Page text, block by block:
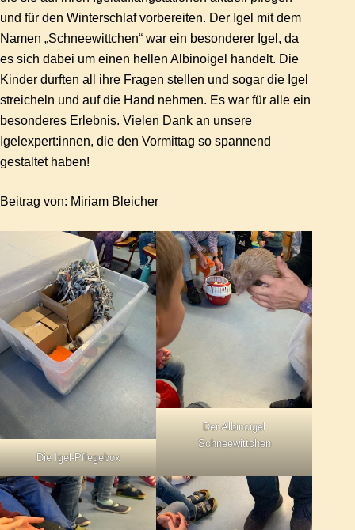
n
und für den Winterschlaf vorbereiten. Der Igel mit dem
Namen „Schneewittchen“ war ein besonderer Igel, da
es sich dabei um einen hellen Albinoigel handelt. Die
Kinder durften all ihre Fragen stellen und sogar die Igel
streicheln und auf die Hand nehmen. Es war für alle ein
besonderes Erlebnis. Vielen Dank an unsere
Igelexpert:innen, die den Vormittag so spannend
gestaltet haben!
Beitrag von: Miriam Bleicher
Die Igel-Pflegebox
Der Albinoigel
Schneewittchen